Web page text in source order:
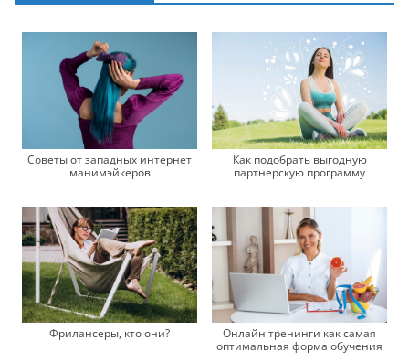
Советы от западных интернет
манимэйкеров
Как подобрать выгодную
партнерскую программу
Фрилансеры, кто они?
Онлайн тренинги как самая
оптимальная форма обучения